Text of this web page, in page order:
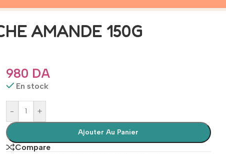
AMANDE 150G
980 DA
En stock
- +
Ajouter Au Panier
Compare